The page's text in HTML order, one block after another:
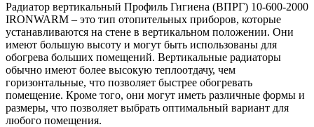
Радиатор вертикальный Профиль Гигиена (ВПРГ) 10-600-2000
IRONWARM – это тип отопительных приборов, которые
устанавливаются на стене в вертикальном положении. Они
имеют большую высоту и могут быть использованы для
обогрева больших помещений. Вертикальные радиаторы
обычно имеют более высокую теплоотдачу, чем
горизонтальные, что позволяет быстрее обогревать
помещение. Кроме того, они могут иметь различные формы и
размеры, что позволяет выбрать оптимальный вариант для
любого помещения.